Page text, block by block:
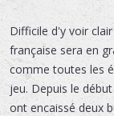
Difficile d'y voir
française sera en
comme toutes les
jeu. Depuis le
ont encaissé deux